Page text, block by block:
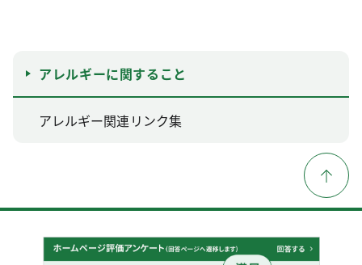
アレルギーに関すること
アレルギー関連リンク集